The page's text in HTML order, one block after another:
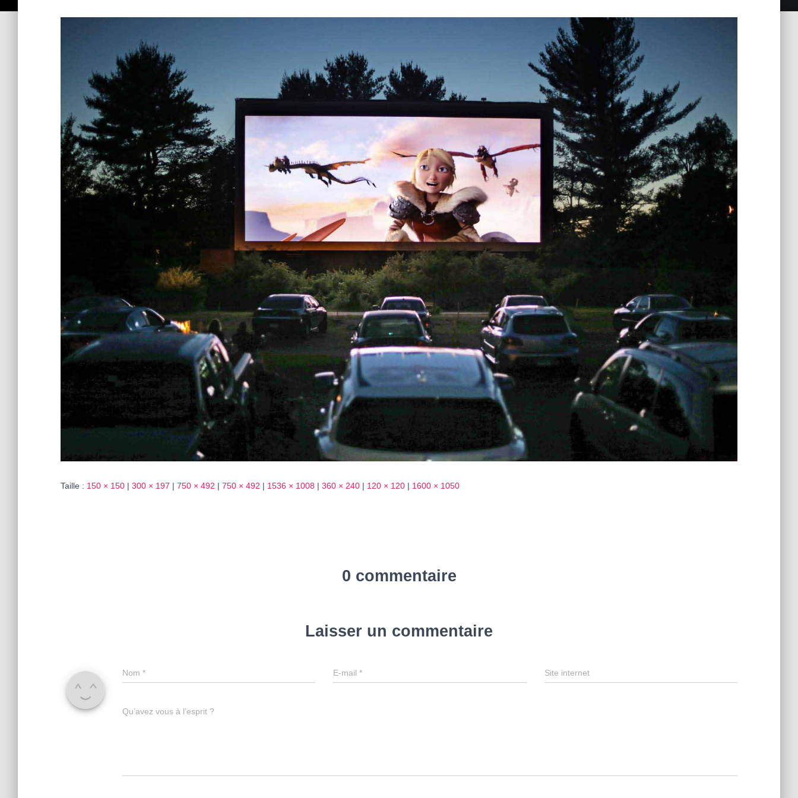
Taille : 150 × 150 | 300 × 197 | 750 × 492 | 750 × 492 | 1536 × 1008 | 360 × 240 | 120 × 120 | 1600 × 1050
0 commentaire
Laisser un commentaire
Nom * E-mail* Site internet
Qu’avez vous à l’esprit ?